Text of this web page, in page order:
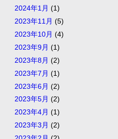
2024年1月 (1)
2023年11月 (5)
2023年10月 (4)
2023年9月 (1)
2023年8月 (2)
2023年7月 (1)
2023年6月 (2)
2023年5月 (2)
2023年4月 (1)
2023年3月 (2)